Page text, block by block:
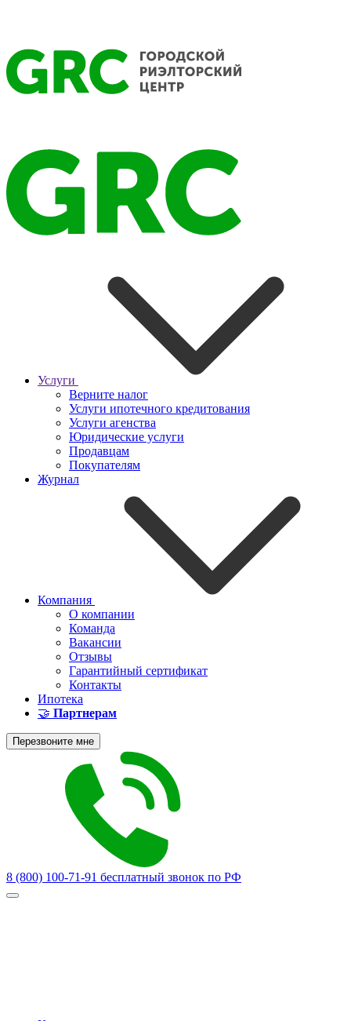
Услуги
Верните налог
Услуги ипотечного кредитования
Услуги агенства
Юридические услуги
Продавцам
Покупателям
Журнал
Компания
О компании
Команда
Вакансии
Отзывы
Гарантийный сертификат
Контакты
Ипотека
🤝 Партнерам
Перезвоните мне
8 (800) 100-71-91 бесплатный звонок по РФ